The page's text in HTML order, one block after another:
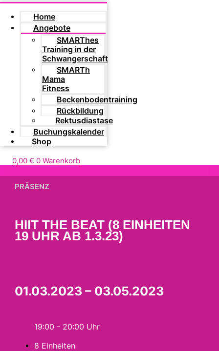
Home
Angebote
SMARThes
Training in der
Schwangerschaft
SMARTh
Mama
Fitness
Beckenbodentraining
Rückbildung
Rektusdiastase
Buchungskalender
Shop
0,00 € 0 Warenkorb
PRÄSENZ
HIIT THE BEAT (8 EINHEITEN
19 UHR AB 1.3.23)
01.03.2023 – 03.05.2023
19:00 - 20:00
8 Einheiten